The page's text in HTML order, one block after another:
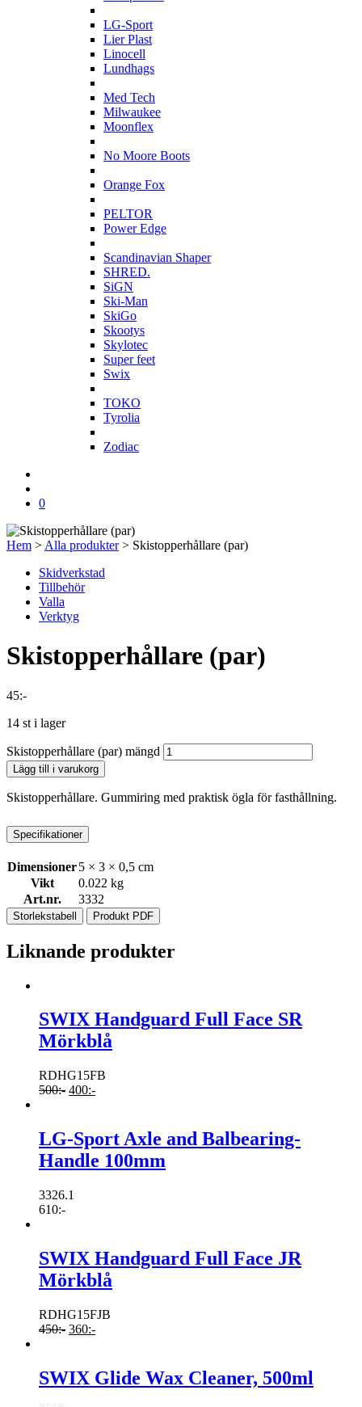
LG-Sport
Lier Plast
Linocell
Lundhags
Med Tech
Milwaukee
Moonflex
No Moore Boots
Orange Fox
PELTOR
Power Edge
Scandinavian Shaper
SHRED.
SiGN
Ski-Man
SkiGo
Skootys
Skylotec
Super feet
Swix
TOKO
Tyrolia
Zodiac
0
Hem > Alla produkter> Skistopperhållare (par)
Skidverkstad
Tillbehör
Valla
Verktyg
Skistopperhållare (par)
45:-
14 st i lager
Skistopperhållare (par) mängd
Lägg till i varukorg
Skistopperhållare. Gummiring med praktisk ögla för fasthållning.
Specifikationer
Dimensioner5 × 3 × 0,5 cm
Vikt
0.022 kg
Art.nr.
3332
Storlekstabell Produkt PDF
Liknande produkter
SWIX Handguard Full Face SR
Mörkblå
RDHG15FB
500:- 400:-
LG-Sport Axle and Balbearing-
Handle 100mm
3326.1
610:-
SWIX Handguard Full Face JR
Mörkblå
RDHG15FJB
450:- 360:-
SWIX Glide Wax Cleaner, 500ml